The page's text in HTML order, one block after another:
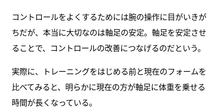
コントロールをよくするためには腕の操作に目がいきが
ちだが、本当に大切なのは軸足の安定。軸足を安定させ
ることで、コントロールの改善につなげるのだという。
実際に、トレーニングをはじめる前と現在のフォームを
比べてみると、明らかに現在の方が軸足に体重を乗せる
時間が長くなっている。